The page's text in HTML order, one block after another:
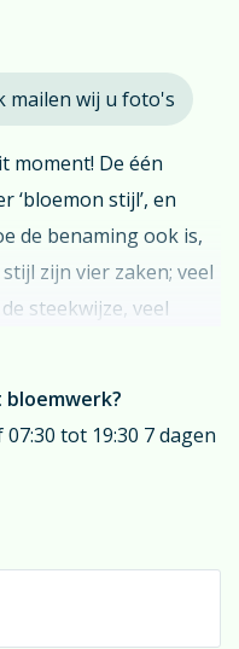
mailen wij u foto's
moment! De één
‘bloemon stijl’, en
de benaming ook is,
zijn vier zaken; veel
steekwijze, veel
weinig verwerking
optimale
vakmanschap?
Denk dan eens
een zeer goede match
tot 19:30 7 dagen